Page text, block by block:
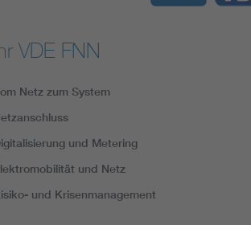
VDE FNN
Netz zum System
und Metering
und Netz
und Krisenmanagement